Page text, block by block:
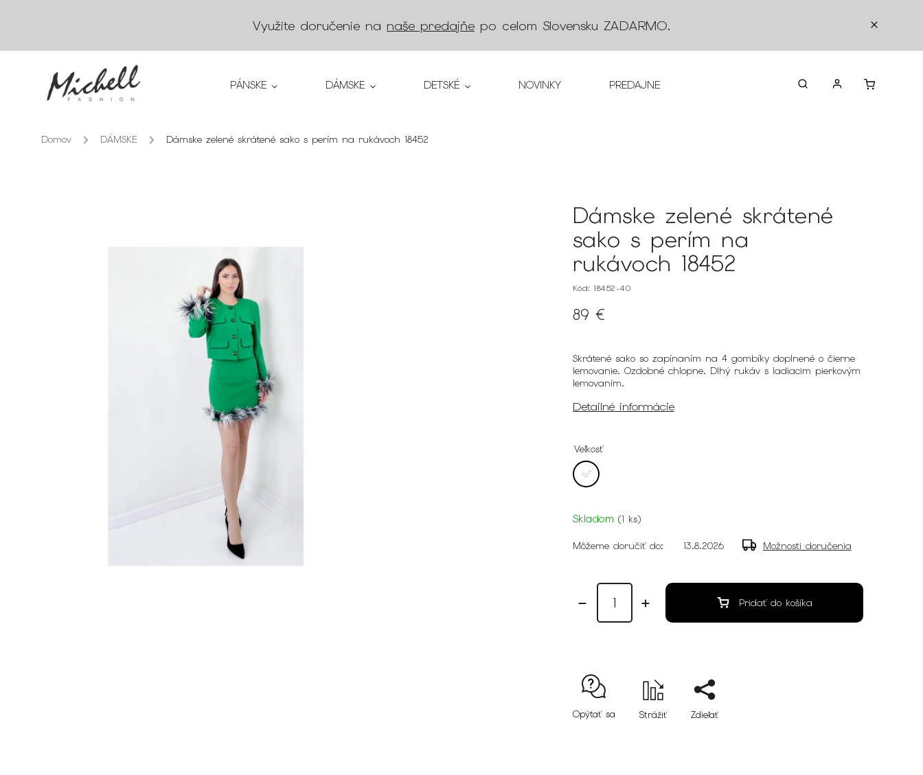
Využite doručenie na naše predajňe po celom Slovensku ZADARMO.
PÁNSKE DÁMSKE DETSKÉ NOVINKY PREDAJNE KONTAKTY
Domov / DÁMSKE / Dámske zelené skrátené sako s perím na rukávoch 18452
Dámske zelené skrátené
sako s perím na
rukávoch 18452
Kód: 18452-40
89 €
Skrátené sako so zapínaním na 4 gombíky doplnené o čierne
lemovanie. Ozdobné chlopne. Dlhý rukáv s ladiacim pierkovým
lemovaním.
Detailné informácie
Veľkosť
Skladom (1 ks)
Môžeme doručiť do: 13.8.2026 Možnosti doručenia
Pridať do košíka
Opýtať sa Strážiť Zdieľať